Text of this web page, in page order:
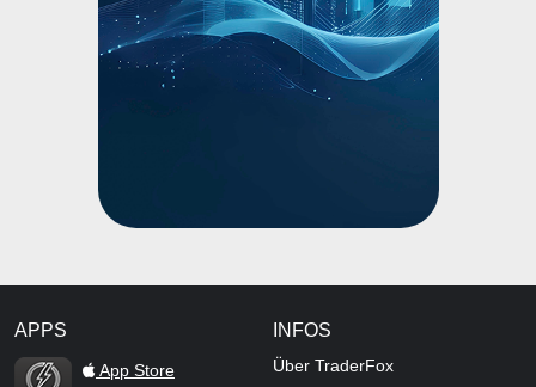
APPS
TraderFox Flash
App Store
INFOS
Über TraderFox